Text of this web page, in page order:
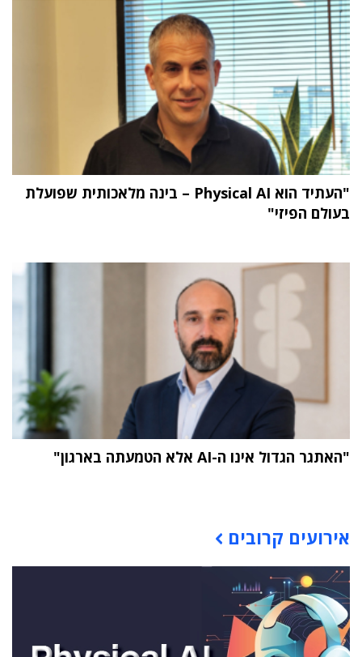
"העתיד הוא Physical AI – בינה מלאכותית שפועלת
בעולם הפיזי"
"האתגר הגדול אינו ה-AI אלא הטמעתה בארגון"
אירועים קרובים